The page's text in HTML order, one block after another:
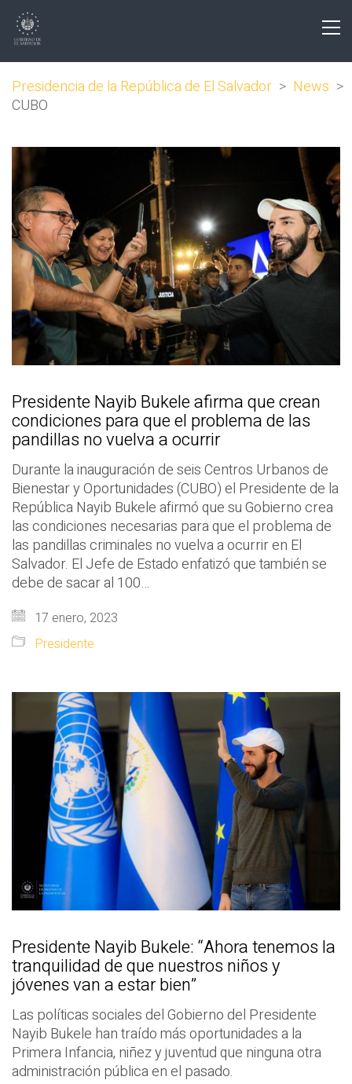
Presidencia de la República de El Salvador > News >
CUBO
Presidente Nayib Bukele afirma que crean
condiciones para que el problema de las
pandillas no vuelva a ocurrir
Durante la inauguración de seis Centros Urbanos de
Bienestar y Oportunidades (CUBO) el Presidente de la
República Nayib Bukele afirmó que su Gobierno crea
las condiciones necesarias para que el problema de
las pandillas criminales no vuelva a ocurrir en El
Salvador. El Jefe de Estado enfatizó que también se
debe de sacar al 100…
17 enero, 2023
Presidente
Presidente Nayib Bukele: “Ahora tenemos la
tranquilidad de que nuestros niños y
jóvenes van a estar bien”
Las políticas sociales del Gobierno del Presidente
Nayib Bukele han traído más oportunidades a la
Primera Infancia, niñez y juventud que ninguna otra
administración pública en el pasado.